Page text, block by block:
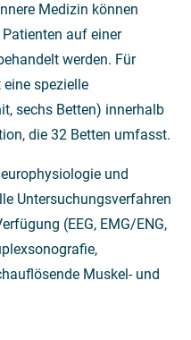
Medizin können
auf einer
werden. Für
spezielle
sechs Betten) innerhalb
die 32 Betten umfasst.
und
Untersuchungsverfahren
(EEG, EMG/ENG,
Muskel- und